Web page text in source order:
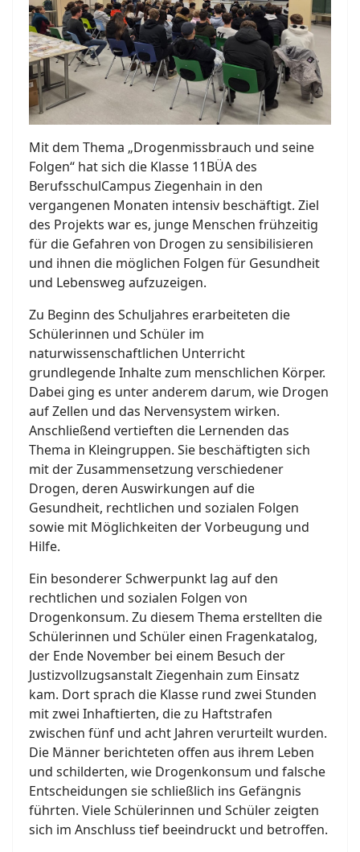
Mit dem Thema „Drogenmissbrauch und seine
Folgen“ hat sich die Klasse 11BÜA des
BerufsschulCampus Ziegenhain in den
vergangenen Monaten intensiv beschäftigt. Ziel
des Projekts war es, junge Menschen frühzeitig
für die Gefahren von Drogen zu sensibilisieren
und ihnen die möglichen Folgen für Gesundheit
und Lebensweg aufzuzeigen.
Zu Beginn des Schuljahres erarbeiteten die
Schülerinnen und Schüler im
naturwissenschaftlichen Unterricht
grundlegende Inhalte zum menschlichen Körper.
Dabei ging es unter anderem darum, wie Drogen
auf Zellen und das Nervensystem wirken.
Anschließend vertieften die Lernenden das
Thema in Kleingruppen. Sie beschäftigten sich
mit der Zusammensetzung verschiedener
Drogen, deren Auswirkungen auf die
Gesundheit, rechtlichen und sozialen Folgen
sowie mit Möglichkeiten der Vorbeugung und
Hilfe.
Ein besonderer Schwerpunkt lag auf den
rechtlichen und sozialen Folgen von
Drogenkonsum. Zu diesem Thema erstellten die
Schülerinnen und Schüler einen Fragenkatalog,
der Ende November bei einem Besuch der
Justizvollzugsanstalt Ziegenhain zum Einsatz
kam. Dort sprach die Klasse rund zwei Stunden
mit zwei Inhaftierten, die zu Haftstrafen
zwischen fünf und acht Jahren verurteilt wurden.
Die Männer berichteten offen aus ihrem Leben
und schilderten, wie Drogenkonsum und falsche
Entscheidungen sie schließlich ins Gefängnis
führten. Viele Schülerinnen und Schüler zeigten
sich im Anschluss tief beeindruckt und betroffen.